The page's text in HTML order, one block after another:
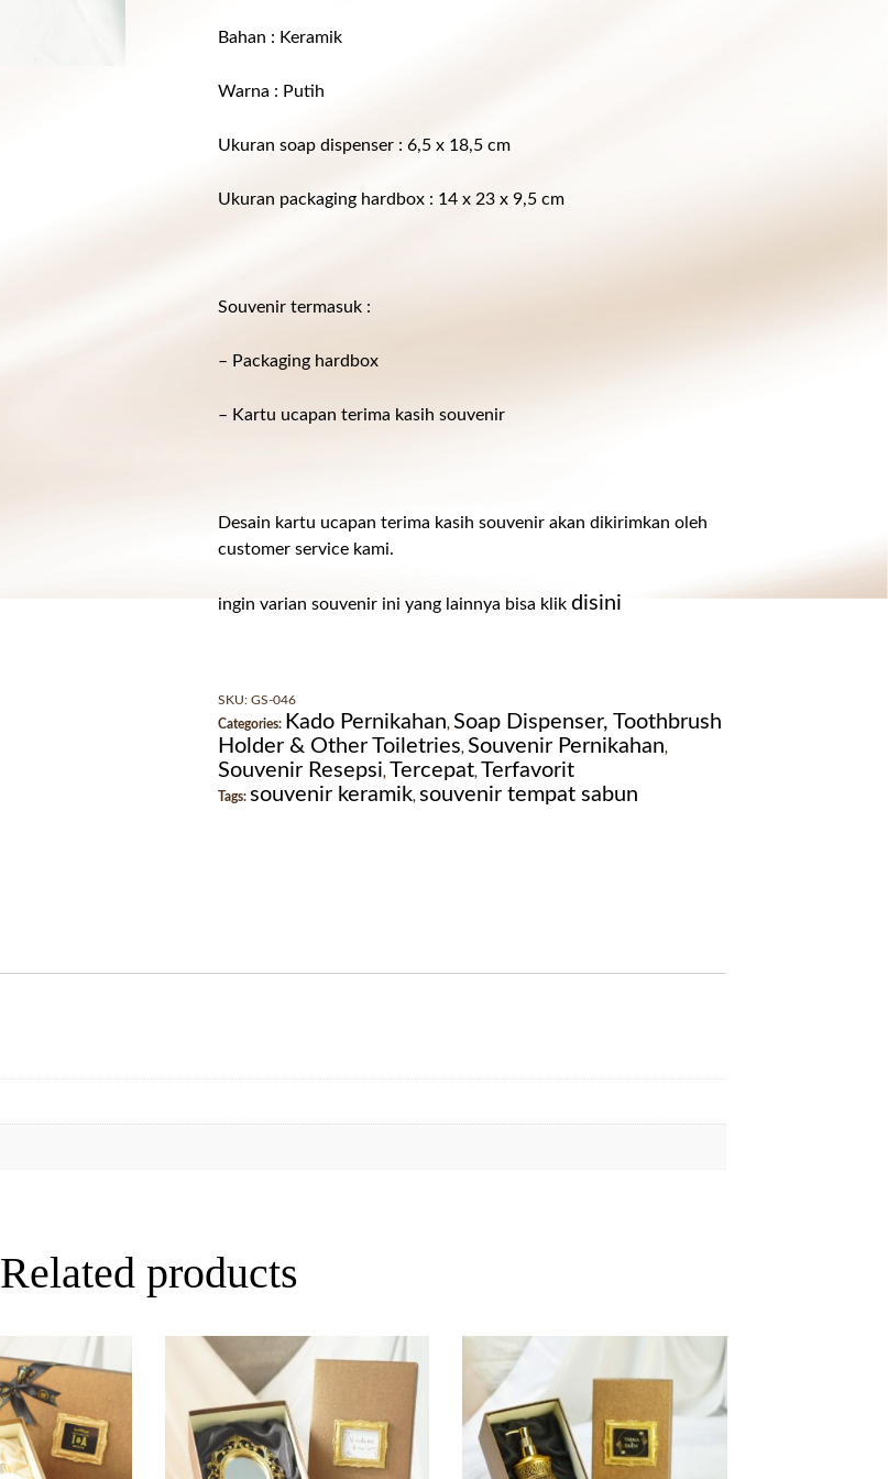
Bahan : Keramik
Warna : Putih
Ukuran soap dispenser : 6,5 x 18,5 cm
Ukuran packaging hardbox : 14 x 23 x 9,5 cm
Souvenir termasuk :
– Packaging hardbox
– Kartu ucapan terima kasih souvenir
Desain kartu ucapan terima kasih souvenir akan dikirimkan oleh
customer service kami.
ingin varian souvenir ini yang lainnya bisa klikdisini
SKU:GS-046
Categories: Kado Pernikahan,Soap Dispenser, Toothbrush
Holder & Other Toiletries,Souvenir Pernikahan,
Souvenir Resepsi, Tercepat, Terfavorit
Tags:souvenir keramik,souvenir tempat sabun
Related products